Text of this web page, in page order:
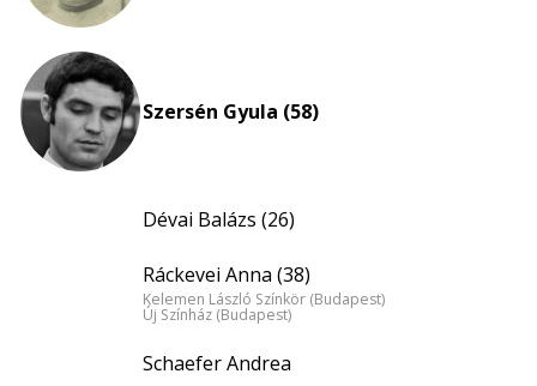
Szersén Gyula (58)
Dévai Balázs (26)
Ráckevei Anna (38)
Kelemen László Színkör (Budapest)
Új Színház (Budapest)
Schaefer Andrea